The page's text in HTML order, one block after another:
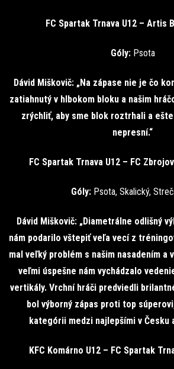
FC Spartak Trnava U12 – Artis
Góly: Psota
Dávid Miškovič: „Na zápase nie je čo
zatiahnutý v hlbokom bloku a našim
zrýchliť, aby sme blok roztrhali a
nepresní.“
FC Spartak Trnava U12 – FC
Góly: Psota, Skalický,
Dávid Miškovič: „Diametrálne odlišný
nám podarilo vštepiť veľa vecí z
mal veľký problém s našim nasadením a
veľmi úspešne nám vychádzalo
vertikály. Vrchní hráči predviedli
bol výborný zápas proti top
kategórii medzi najlepšími v Česku
KFC Komárno U12 – FC Spartak